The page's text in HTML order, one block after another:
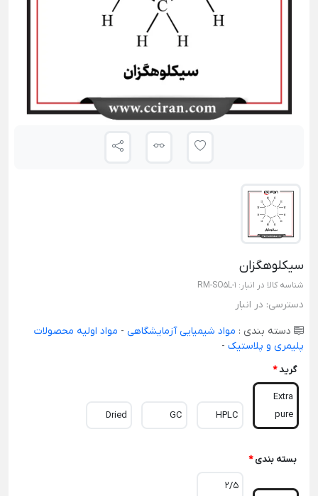
سیکلوهگزان
شناسه کالا در انبار: RM-SO5L-1
دسترسی: در انبار
دسته بندی : مواد شیمیایی آزمایشگاهی - مواد اولیه محصولات
پلیمری و پلاستیک -
گرید*
Extra
pure
HPLC
GC
Dried
بسته بندی *
2/5